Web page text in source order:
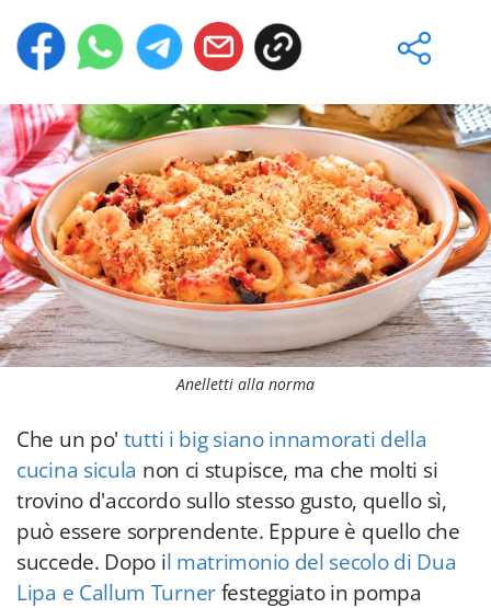
Anelletti alla norma
Che un po' tutti i big siano innamorati della
cucina sicula non ci stupisce, ma che molti si
trovino d'accordo sullo stesso gusto, quello sì,
può essere sorprendente. Eppure è quello che
succede. Dopo il matrimonio del secolo di Dua
Lipa e Callum Turnerfesteggiato in pompa